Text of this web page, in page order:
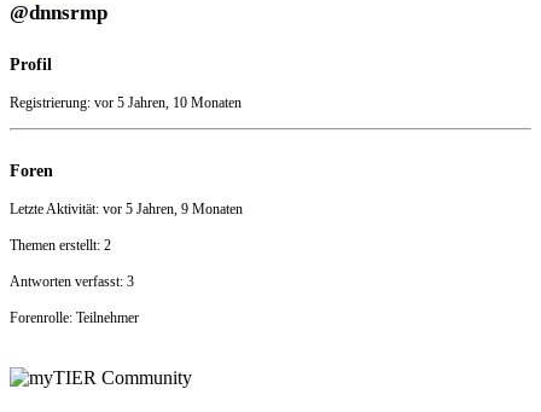
@dnnsrmp
Profil
Registrierung: vor 5 Jahren, 10 Monaten
Foren
Letzte Aktivität: vor 5 Jahren, 9 Monaten
Themen erstellt: 2
Antworten verfasst: 3
Forenrolle: Teilnehmer